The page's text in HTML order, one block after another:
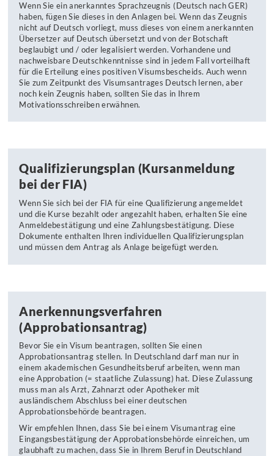
Wenn Sie ein anerkanntes Sprachzeugnis (Deutsch nach GER)
haben, fügen Sie dieses in den Anlagen bei. Wenn das Zeugnis
nicht auf Deutsch vorliegt, muss dieses von einem anerkannten
Übersetzer auf Deutsch übersetzt und von der Botschaft
beglaubigt und / oder legalisiert werden. Vorhandene und
nachweisbare Deutschkenntnisse sind in jedem Fall vorteilhaft
für die Erteilung eines positiven Visumsbescheids. Auch wenn
Sie zum Zeitpunkt des Visumsantrages Deutsch lernen, aber
noch kein Zeugnis haben, sollten Sie das in Ihrem
Motivationsschreiben erwähnen.
Qualifizierungsplan (Kursanmeldung
bei der FIA)
Wenn Sie sich bei der FIA für eine Qualifizierung angemeldet
und die Kurse bezahlt oder angezahlt haben, erhalten Sie eine
Anmeldebestätigung und eine Zahlungsbestätigung. Diese
Dokumente enthalten Ihren individuellen Qualifizierungsplan
und müssen dem Antrag als Anlage beigefügt werden.
Anerkennungsverfahren
(Approbationsantrag)
Bevor Sie ein Visum beantragen, sollten Sie einen
Approbationsantrag stellen. In Deutschland darf man nur in
einem akademischen Gesundheitsberuf arbeiten, wenn man
eine Approbation (= staatliche Zulassung) hat. Diese Zulassung
muss man als Arzt, Zahnarzt oder Apotheker mit
ausländischem Abschluss bei einer deutschen
Approbationsbehörde beantragen.
Wir empfehlen Ihnen, dass Sie bei einem Visumantrag eine
Eingangsbestätigung der Approbationsbehörde einreichen, um
glaubhaft zu machen, dass Sie in Ihrem Beruf in Deutschland